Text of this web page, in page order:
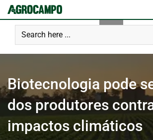
Biotecnologia pode
dos produtores
impactos climáticos